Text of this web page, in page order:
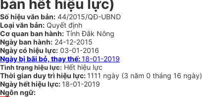
bản hết hiệu lực)
Số hiệu văn bản: 44/2015/QĐ-UBND
Loại văn bản: Quyết định
Cơ quan ban hành: Tỉnh Đắk Nông
Ngày ban hành: 24-12-2015
Ngày có hiệu lực: 03-01-2016
Ngày bị bãi bỏ, thay thế:18-01-2019
Tình trạng hiệu lực: Hết hiệu lực
Thời gian duy trì hiệu lực: 1111 ngày (3 năm 0 tháng 16 ngày)
Ngày hết hiệu lực: 18-01-2019
Ngôn ngữ: